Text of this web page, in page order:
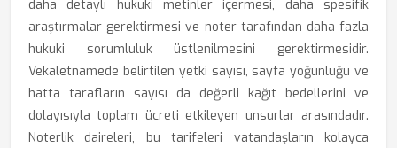
daha detaylı hukuki metinler içermesi, daha spesifik
araştırmalar gerektirmesi ve noter tarafından daha fazla
hukuki sorumluluk üstlenilmesini gerektirmesidir.
Vekaletnamede belirtilen yetki sayısı, sayfa yoğunluğu ve
hatta tarafların sayısı da değerli kağıt bedellerini ve
dolayısıyla toplam ücreti etkileyen unsurlar arasındadır.
Noterlik daireleri, bu tarifeleri vatandaşların kolayca